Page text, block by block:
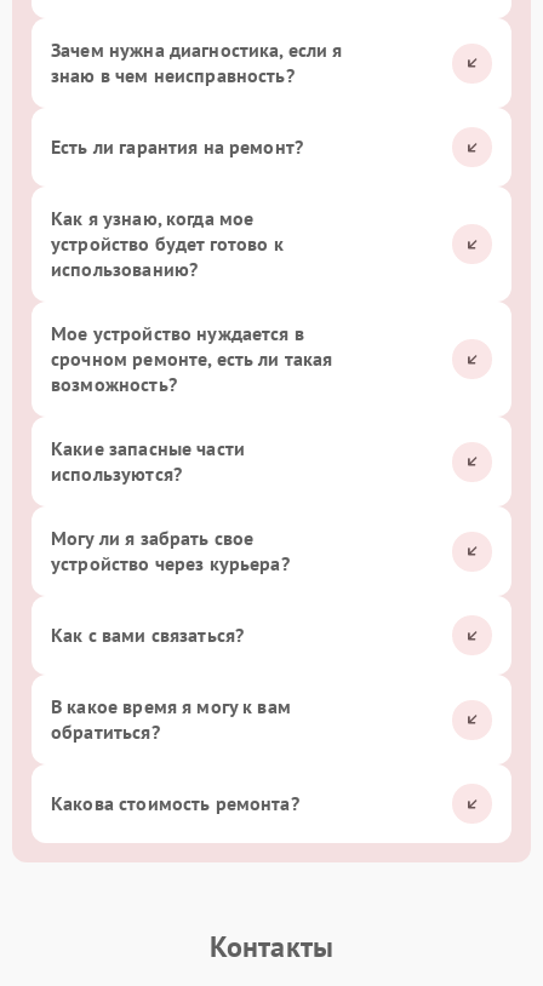
Зачем нужна диагностика, если я
знаю в чем неисправность?
Есть ли гарантия на ремонт?
Как я узнаю, когда мое
устройство будет готово к
использованию?
Мое устройство нуждается в
срочном ремонте, есть ли такая
возможность?
Какие запасные части
используются?
Могу ли я забрать свое
устройство через курьера?
Как с вами связаться?
В какое время я могу к вам
обратиться?
Какова стоимость ремонта?
Контакты